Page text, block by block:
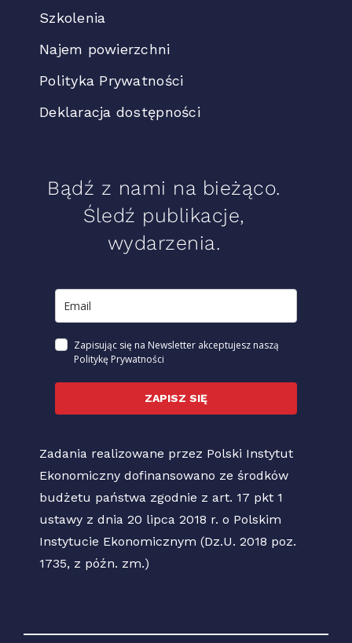
Szkolenia
Najem powierzchni
Polityka Prywatności
Deklaracja dostępności
Bądź z nami na bieżąco.
Śledź publikacje,
wydarzenia.
Zapisując się na Newsletter akceptujesz naszą
Politykę Prywatności
ZAPISZ SIĘ
Zadania realizowane przez Polski Instytut
Ekonomiczny dofinansowano ze środków
budżetu państwa zgodnie z art. 17 pkt 1
ustawy z dnia 20 lipca 2018 r. o Polskim
Instytucie Ekonomicznym (Dz.U. 2018 poz.
1735, z późn. zm.)